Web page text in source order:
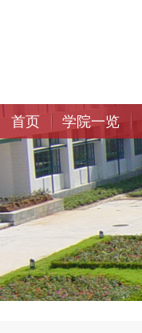
首页 学院一览